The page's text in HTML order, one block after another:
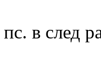
пс. в след